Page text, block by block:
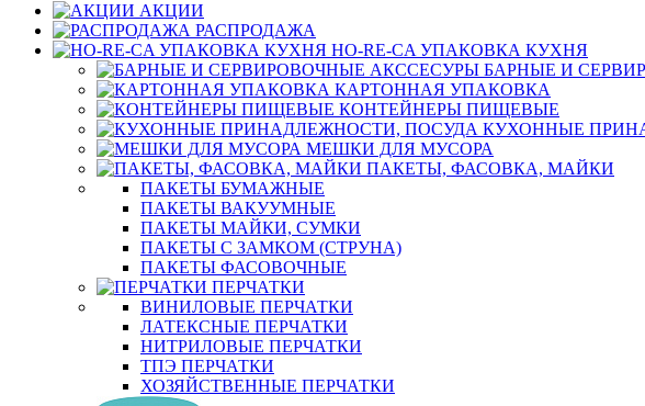
АКЦИИ
РАСПРОДАЖА
HO-RE-CA УПАКОВКА КУХНЯ
БАРНЫЕ И
КАРТОННАЯ УПАКОВКА
КОНТЕЙНЕРЫ ПИЩЕВЫЕ
КУХОННЫЕ
МЕШКИ ДЛЯ МУСОРА
ПАКЕТЫ, ФАСОВКА, МАЙКИ
ПАКЕТЫ БУМАЖНЫЕ
ПАКЕТЫ ВАКУУМНЫЕ
ПАКЕТЫ МАЙКИ, СУМКИ
ПАКЕТЫ С ЗАМКОМ (СТРУНА)
ПАКЕТЫ ФАСОВОЧНЫЕ
ПЕРЧАТКИ
ВИНИЛОВЫЕ ПЕРЧАТКИ
ЛАТЕКСНЫЕ ПЕРЧАТКИ
НИТРИЛОВЫЕ ПЕРЧАТКИ
ТПЭ ПЕРЧАТКИ
ХОЗЯЙСТВЕННЫЕ ПЕРЧАТКИ